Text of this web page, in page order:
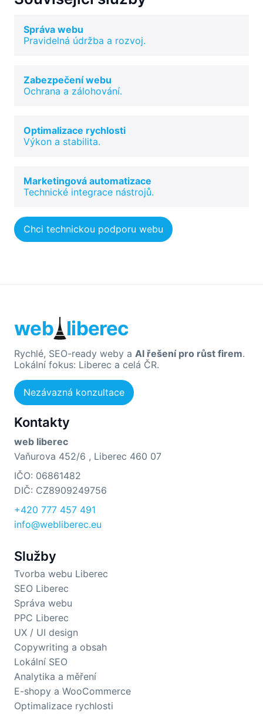
Správa webu
Pravidelná údržba a rozvoj.
Zabezpečení webu
Ochrana a zálohování.
Optimalizace rychlosti
Výkon a stabilita.
Marketingová automatizace
Technické integrace nástrojů.
Chci technickou podporu webu
web liberec
Rychlé, SEO-ready weby a AI řešení pro růst firem.
Lokální fokus: Liberec a celá ČR.
Nezávazná konzultace
Kontakty
web liberec
Vaňurova 452/6 , Liberec 460 07
IČO: 06861482
DIČ: CZ8909249756
+420 777 457 491
info@webliberec.eu
Služby
Tvorba webu Liberec
SEO Liberec
Správa webu
PPC Liberec
UX / UI design
Copywriting a obsah
Lokální SEO
Analytika a měření
E-shopy a WooCommerce
Optimalizace rychlosti